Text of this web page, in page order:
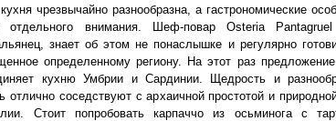
чрезвычайно разнообразна, а гастрономические
отдельного внимания. Шеф-повар Оsteria Pantagruel
знает об этом не понаслышке и регулярно
определенному региону. На этот раз
кухню Умбрии и Сардинии. Щедрость и
отлично соседствуют с архаичной простотой и
Стоит попробовать карпаччо из осьминога с